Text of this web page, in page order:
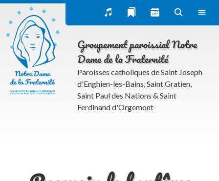
Groupement paroissial Notre
Dame de la Fraternité
Paroisses catholiques de Saint Joseph
d'Enghien-les-Bains, Saint Gratien,
Saint Paul des Nations & Saint
Ferdinand d'Orgemont